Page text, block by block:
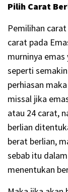
Pilih Carat
Pemilihan
carat pada
murninya
seperti
perhiasan
missal jika
atau 24 carat,
berlian
berat berlian,
sebab itu
menentukan